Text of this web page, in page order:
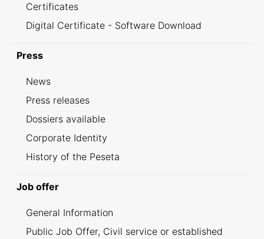
Certificates
Digital Certificate - Software Download
Press
News
Press releases
Dossiers available
Corporate Identity
History of the Peseta
Job offer
General Information
Public Job Offer, Civil service or established